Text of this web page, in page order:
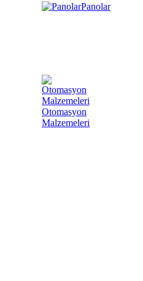
Panolar
Otomasyon
Malzemeleri